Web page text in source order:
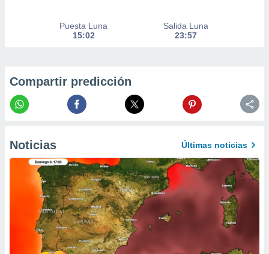
o acceder
perfiles
Puesta Luna
15:02
Salida Luna
23:57
Compartir predicción
Noticias Últimas noticias